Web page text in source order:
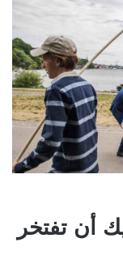
أن تفتخر